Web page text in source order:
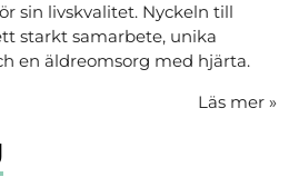
sin livskvalitet. Nyckeln till
starkt samarbete, unika
en äldreomsorg med hjärta.
Läs mer »